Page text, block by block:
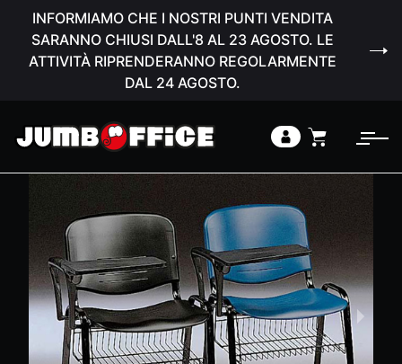
INFORMIAMO CHE I NOSTRI PUNTI VENDITA
SARANNO CHIUSI DALL'8 AL 23 AGOSTO. LE
ATTIVITÀ RIPRENDERANNO REGOLARMENTE
DAL 24 AGOSTO.